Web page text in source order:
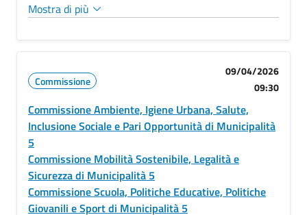
del 17/03/2026
Mostra di più
Commissione
09/04/2026
09:30
Commissione Ambiente, Igiene Urbana, Salute,
Inclusione Sociale e Pari Opportunità di Municipalità
5
Commissione Mobilità Sostenibile, Legalità e
Sicurezza di Municipalità 5
Commissione Scuola, Politiche Educative, Politiche
Giovanili e Sport di Municipalità 5